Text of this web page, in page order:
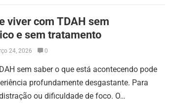
viver com TDAH sem
e sem tratamento
24, 2026 0
sem saber o que está acontecendo pode
profundamente desgastante. Para
ou dificuldade de foco. O…